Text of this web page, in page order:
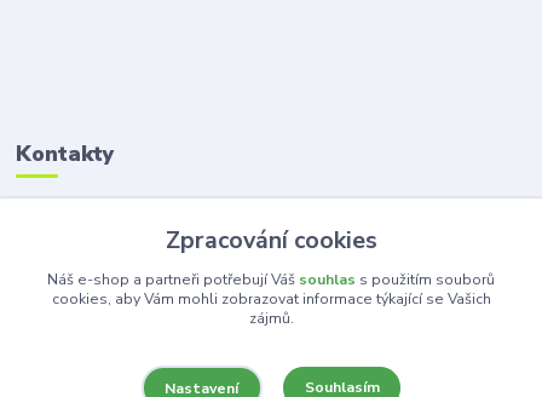
Kontakty
Zákaznická podpora
+420 603 100 966
(Po-Pá, 8-16 hod.)
Zpracování cookies
Náš e-shop a partneři potřebují Váš souhlas s použitím souborů
cookies, aby Vám mohli zobrazovat informace týkající se Vašich
zájmů.
Nastavení Souhlasím